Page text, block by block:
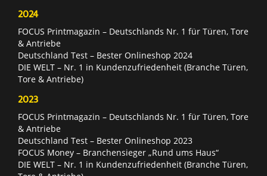
2024
FOCUS Printmagazin – Deutschlands Nr. 1 für Türen, Tore
& Antriebe
Deutschland Test – Bester Onlineshop 2024
DIE WELT – Nr. 1 in Kundenzufriedenheit (Branche Türen,
Tore & Antriebe)
2023
FOCUS Printmagazin – Deutschlands Nr. 1 für Türen, Tore
& Antriebe
Deutschland Test – Bester Onlineshop 2023
FOCUS Money – Branchensieger „Rund ums Haus“
DIE WELT – Nr. 1 in Kundenzufriedenheit (Branche Türen,